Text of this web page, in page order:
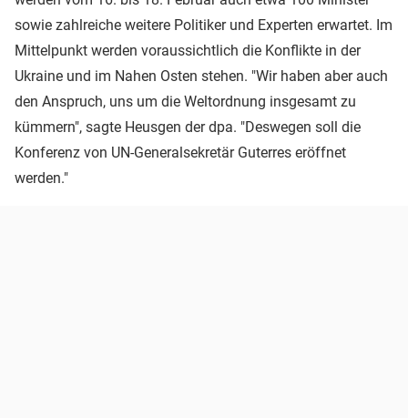
sowie zahlreiche weitere Politiker und Experten erwartet. Im
Mittelpunkt werden voraussichtlich die Konflikte in der
Ukraine und im Nahen Osten stehen. "Wir haben aber auch
den Anspruch, uns um die Weltordnung insgesamt zu
kümmern", sagte Heusgen der dpa. "Deswegen soll die
Konferenz von UN-Generalsekretär Guterres eröffnet
werden."